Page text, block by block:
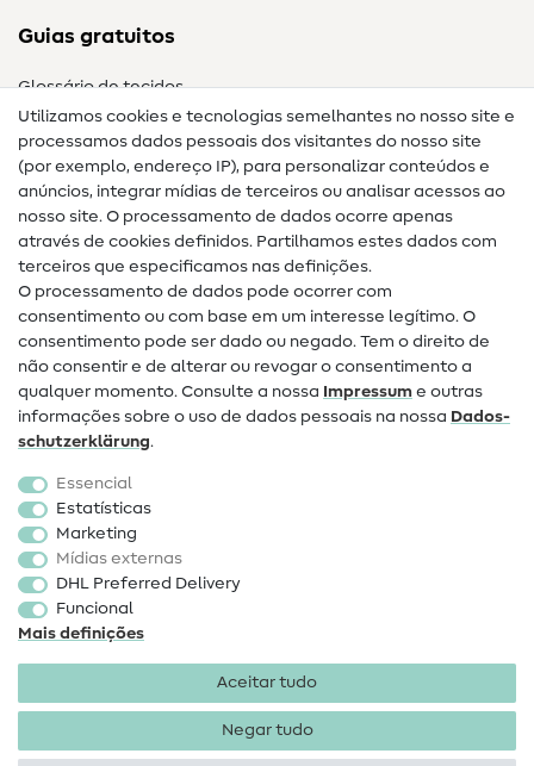
Guias gratuitos
Glossário de tecidos
Guias de costura
Ajuda e contacto
Contacto
Mudança de proprietário
Perguntas frequentes (FAQ)
Direito de cancelamento
Popular
Tecidos
Acessórios de costura
Promoção
Utilizamos cookies e tecnologias semelhantes no nosso site e
processamos dados pessoais dos visitantes do nosso site
(por exemplo, endereço IP), para personalizar conteúdos e
anúncios, integrar mídias de terceiros ou analisar acessos ao
nosso site. O processamento de dados ocorre apenas
através de cookies definidos. Partilhamos estes dados com
terceiros que especificamos nas definições.
O processamento de dados pode ocorrer com
consentimento ou com base em um interesse legítimo. O
consentimento pode ser dado ou negado. Tem o direito de
não consentir e de alterar ou revogar o consentimento a
qualquer momento. Consulte a nossa Impressum e outras
informações sobre o uso de dados pessoais na nossa Dados­
schutz­erklärung.
Essencial
Estatísticas
Marketing
Mídias externas
DHL Preferred Delivery
Funcional
Mais definições
Aceitar tudo
Negar tudo
Proteção de dados
condições
Direito de rescisão